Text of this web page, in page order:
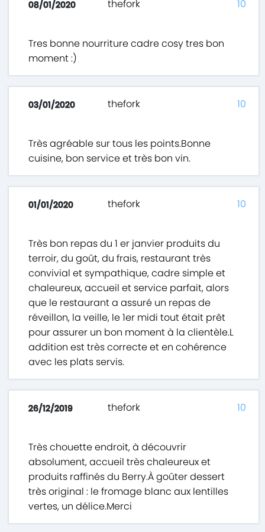
08/01/2020 thefork
Tres bonne nourriture cadre cosy tres bon
moment :)
10
03/01/2020 thefork
Très agréable sur tous les points.Bonne
cuisine, bon service et très bon vin.
10
01/01/2020 thefork
Très bon repas du 1 er janvier produits du
terroir, du goût, du frais, restaurant très
convivial et sympathique, cadre simple et
chaleureux, accueil et service parfait, alors
que le restaurant a assuré un repas de
réveillon, la veille, le 1er midi tout était prêt
pour assurer un bon moment à la clientèle.L
addition est très correcte et en cohérence
avec les plats servis.
10
26/12/2019 thefork
Très chouette endroit, à découvrir
absolument, accueil très chaleureux et
produits raffinés du Berry.À goûter dessert
très original : le fromage blanc aux lentilles
vertes, un délice.Merci
10